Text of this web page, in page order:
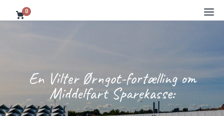
0
En Vilter Ørngot-fortælling om
Middelfart Sparekasse: